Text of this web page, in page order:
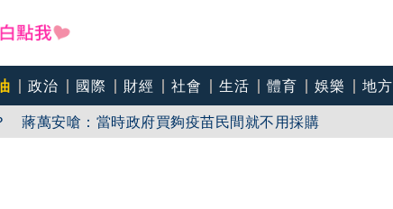
政治 國際 財經 社會 生活 體育 娛樂 地方
蔣萬安嗆：當時政府買夠疫苗民間就不用採購
業配 Joeman幫算「買房頭期款」驚喊：換作我也想離職